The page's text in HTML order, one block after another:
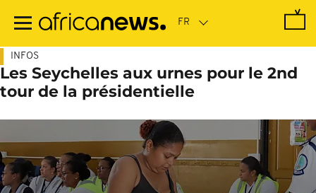
contenu
INFOS
Les Seychelles aux urnes pour le 2nd
tour de la présidentielle